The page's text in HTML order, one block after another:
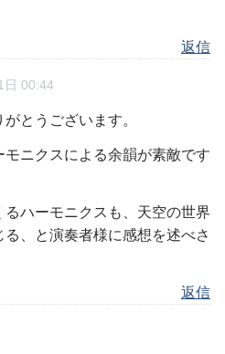
返信
日 00:44
とうございます。
ニクスによる余韻が素敵です
ハーモニクスも、天空の世界
、と演奏者様に感想を述べさ
返信